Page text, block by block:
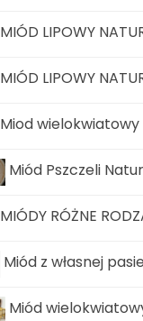
MIÓD LIPOWY
MIÓD LIPOWY
Miod wielokwiatowy
Miód Pszczeli
MIÓDY RÓŻNE
Miód z własnej
Miód